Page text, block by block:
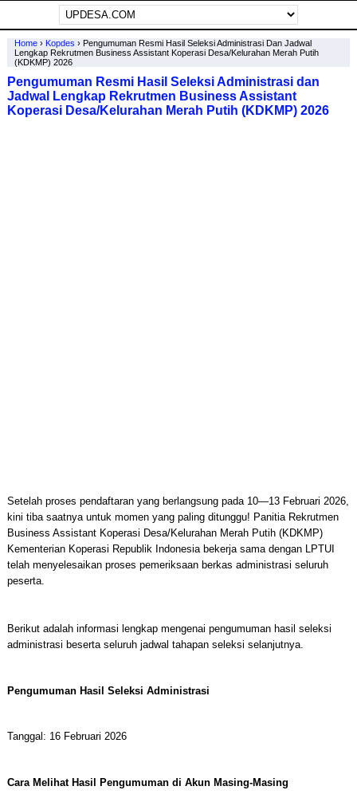
Home› Kopdes › Pengumuman Resmi Hasil Seleksi Administrasi Dan Jadwal
Lengkap Rekrutmen Business Assistant Koperasi Desa/Kelurahan Merah Putih
(KDKMP) 2026
Pengumuman Resmi Hasil Seleksi Administrasi dan
Jadwal Lengkap Rekrutmen Business Assistant
Koperasi Desa/Kelurahan Merah Putih (KDKMP) 2026
Setelah proses pendaftaran yang berlangsung pada 10—13 Februari 2026,
kini tiba saatnya untuk momen yang paling ditunggu! Panitia Rekrutmen
Business Assistant Koperasi Desa/Kelurahan Merah Putih (KDKMP)
Kementerian Koperasi Republik Indonesia bekerja sama dengan LPTUI
telah menyelesaikan proses pemeriksaan berkas administrasi seluruh
peserta.
Berikut adalah informasi lengkap mengenai pengumuman hasil seleksi
administrasi beserta seluruh jadwal tahapan seleksi selanjutnya.
Pengumuman Hasil Seleksi Administrasi
Tanggal: 16 Februari 2026
Cara Melihat Hasil Pengumuman di Akun Masing-Masing